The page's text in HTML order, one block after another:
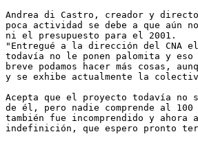
Andrea di Castro, creador y
poca actividad se debe a que aún
ni el presupuesto para el 2001.
"Entregué a la dirección del CNA
todavía no le ponen palomita y
breve podamos hacer más cosas,
y se exhibe actualmente la
Acepta que el proyecto todavía no
de él, pero nadie comprende al
también fue incomprendido y ahora
indefinición, que espero pronto